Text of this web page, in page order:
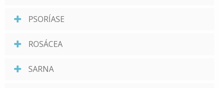
PSORÍASE
ROSÁCEA
SARNA